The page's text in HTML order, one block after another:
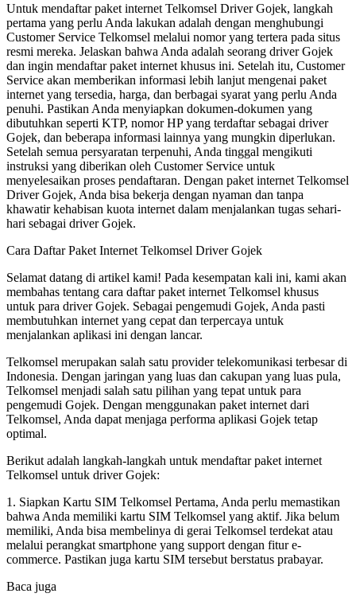
Untuk mendaftar paket internet Telkomsel Driver Gojek, langkah
pertama yang perlu Anda lakukan adalah dengan menghubungi
Customer Service Telkomsel melalui nomor yang tertera pada situs
resmi mereka. Jelaskan bahwa Anda adalah seorang driver Gojek
dan ingin mendaftar paket internet khusus ini. Setelah itu, Customer
Service akan memberikan informasi lebih lanjut mengenai paket
internet yang tersedia, harga, dan berbagai syarat yang perlu Anda
penuhi. Pastikan Anda menyiapkan dokumen-dokumen yang
dibutuhkan seperti KTP, nomor HP yang terdaftar sebagai driver
Gojek, dan beberapa informasi lainnya yang mungkin diperlukan.
Setelah semua persyaratan terpenuhi, Anda tinggal mengikuti
instruksi yang diberikan oleh Customer Service untuk
menyelesaikan proses pendaftaran. Dengan paket internet Telkomsel
Driver Gojek, Anda bisa bekerja dengan nyaman dan tanpa
khawatir kehabisan kuota internet dalam menjalankan tugas sehari-
hari sebagai driver Gojek.
Cara Daftar Paket Internet Telkomsel Driver Gojek
Selamat datang di artikel kami! Pada kesempatan kali ini, kami akan
membahas tentang cara daftar paket internet Telkomsel khusus
untuk para driver Gojek. Sebagai pengemudi Gojek, Anda pasti
membutuhkan internet yang cepat dan terpercaya untuk
menjalankan aplikasi ini dengan lancar.
Telkomsel merupakan salah satu provider telekomunikasi terbesar di
Indonesia. Dengan jaringan yang luas dan cakupan yang luas pula,
Telkomsel menjadi salah satu pilihan yang tepat untuk para
pengemudi Gojek. Dengan menggunakan paket internet dari
Telkomsel, Anda dapat menjaga performa aplikasi Gojek tetap
optimal.
Berikut adalah langkah-langkah untuk mendaftar paket internet
Telkomsel untuk driver Gojek:
1. Siapkan Kartu SIM Telkomsel Pertama, Anda perlu memastikan
bahwa Anda memiliki kartu SIM Telkomsel yang aktif. Jika belum
memiliki, Anda bisa membelinya di gerai Telkomsel terdekat atau
melalui perangkat smartphone yang support dengan fitur e-
commerce. Pastikan juga kartu SIM tersebut berstatus prabayar.
Baca juga